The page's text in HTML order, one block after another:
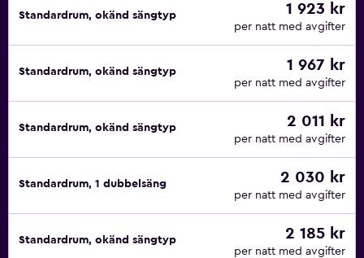
Standardrum, okänd sängtyp 1 923 kr
per natt med avgifter
Standardrum, okänd sängtyp 1 967 kr
per natt med avgifter
Standardrum, okänd sängtyp 2 011 kr
per natt med avgifter
Standardrum, 1 dubbelsäng 2 030 kr
per natt med avgifter
Standardrum, okänd sängtyp 2 185 kr
per natt med avgifter